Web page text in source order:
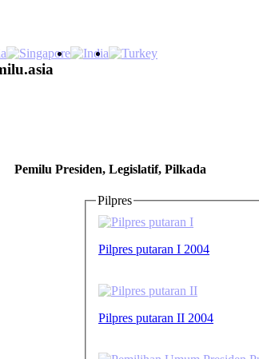
Pemilu Presiden, Legislatif, Pilkada
Pilpres
Pilpres putaran I 2004
Pilpres putaran II 2004